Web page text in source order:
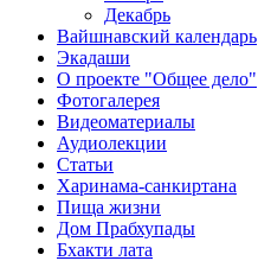
Декабрь
Вайшнавский календарь
Экадаши
О проекте "Общее дело"
Фотогалерея
Видеоматериалы
Аудиолекции
Статьи
Харинама-санкиртана
Пища жизни
Дом Прабхупады
Бхакти лата